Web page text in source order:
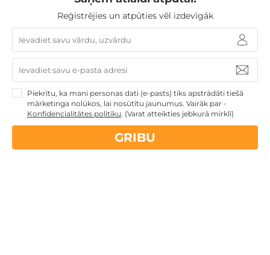
Nekādasapkalpošanas un administrācijas maksas
14 dienunaudas atmaksas garantija
Kvalitatīva klientu apkalpošana
GribuAtpusties.lvizmēģinātsunpārbaudīts
Reģistrējies un atpūties vēl izdevīgāk
Piekrītu, ka mani personas dati (e-pasts) tiks apstrādāti tiešā
mārketinga nolūkos, lai nosūtītu jaunumus. Vairāk par -
Konfidencialitātes politiku. (Varat atteikties jebkurā mirklī)
GRIBU